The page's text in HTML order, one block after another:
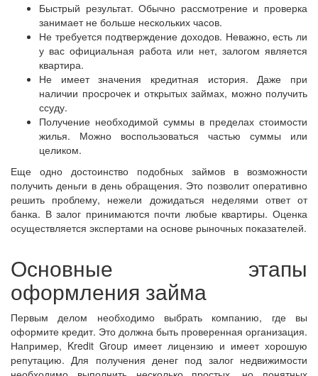
Быстрый результат. Обычно рассмотрение и проверка
занимает не больше нескольких часов.
Не требуется подтверждение доходов. Неважно, есть ли
у вас официальная работа или нет, залогом является
квартира.
Не имеет значения кредитная история. Даже при
наличии просрочек и открытых займах, можно получить
ссуду.
Получение необходимой суммы в пределах стоимости
жилья. Можно воспользоваться частью суммы или
целиком.
Еще одно достоинство подобных займов в возможности
получить деньги в день обращения. Это позволит оперативно
решить проблему, нежели дожидаться неделями ответ от
банка. В залог принимаются почти любые квартиры. Оценка
осуществляется экспертами на основе рыночных показателей.
Основные этапы
оформления займа
Первым делом необходимо выбрать компанию, где вы
оформите кредит. Это должна быть проверенная организация.
Например, Kredit Group имеет лицензию и имеет хорошую
репутацию. Для получения денег под залог недвижимости